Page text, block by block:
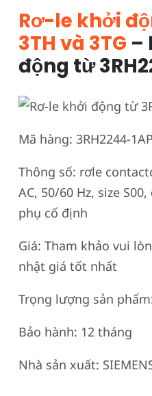
Rơ-le khởi
3TH và 3TG –
động từ
Mã hàng: 3RH2244-
Thông số: rơle
AC, 50/60 Hz, size
phụ cố định
Giá: Tham khảo vui
nhật giá tốt nhất
Trọng lượng sản
Bảo hành: 12 tháng
Nhà sản xuất: